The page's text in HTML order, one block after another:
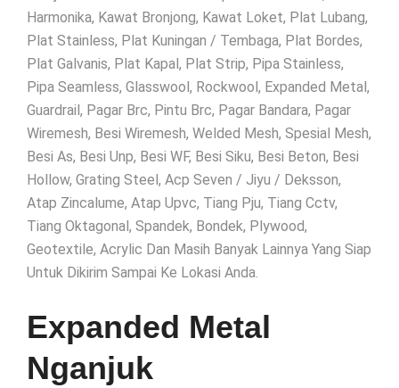
Harmonika, Kawat Bronjong, Kawat Loket, Plat Lubang,
Plat Stainless, Plat Kuningan / Tembaga, Plat Bordes,
Plat Galvanis, Plat Kapal, Plat Strip, Pipa Stainless,
Pipa Seamless, Glasswool, Rockwool, Expanded Metal,
Guardrail, Pagar Brc, Pintu Brc, Pagar Bandara, Pagar
Wiremesh, Besi Wiremesh, Welded Mesh, Spesial Mesh,
Besi As, Besi Unp, Besi WF, Besi Siku, Besi Beton, Besi
Hollow, Grating Steel, Acp Seven / Jiyu / Deksson,
Atap Zincalume, Atap Upvc, Tiang Pju, Tiang Cctv,
Tiang Oktagonal, Spandek, Bondek, Plywood,
Geotextile, Acrylic Dan Masih Banyak Lainnya Yang Siap
Untuk Dikirim Sampai Ke Lokasi Anda.
Expanded Metal
Nganjuk